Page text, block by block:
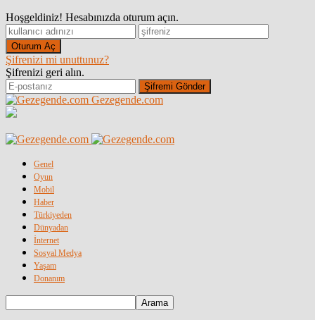
Hoşgeldiniz! Hesabınızda oturum açın.
Şifrenizi mi unuttunuz?
Şifrenizi geri alın.
Gezegende.com
Genel
Oyun
Mobil
Haber
Türkiyeden
Dünyadan
İnternet
Sosyal Medya
Yaşam
Donanım